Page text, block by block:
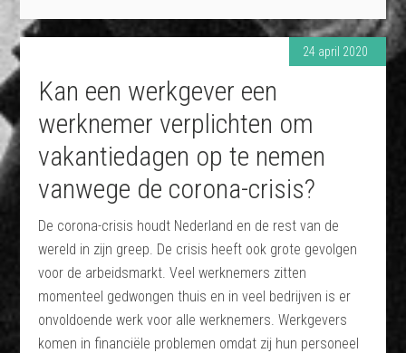
24 april 2020
Kan een werkgever een
werknemer verplichten om
vakantiedagen op te nemen
vanwege de corona-crisis?
De corona-crisis houdt Nederland en de rest van de
wereld in zijn greep. De crisis heeft ook grote gevolgen
voor de arbeidsmarkt. Veel werknemers zitten
momenteel gedwongen thuis en in veel bedrijven is er
onvoldoende werk voor alle werknemers. Werkgevers
komen in financiële problemen omdat zij hun personeel